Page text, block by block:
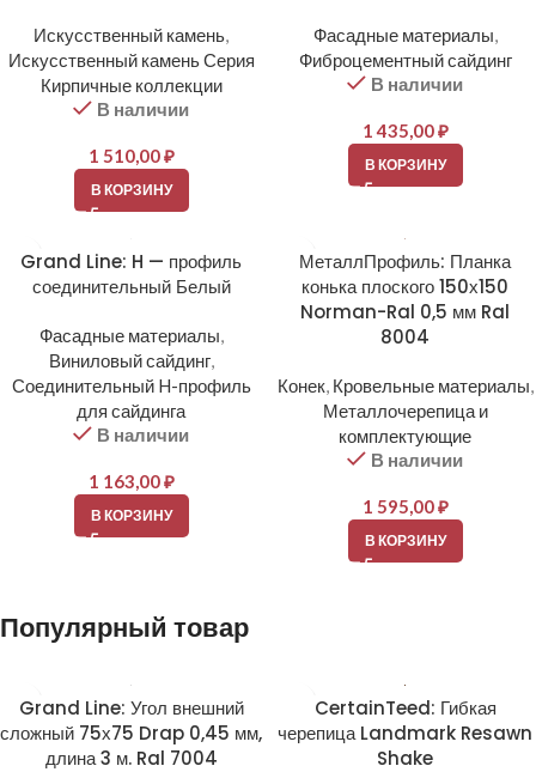
Искусственный камень,
Искусственный камень Серия
Кирпичные коллекции
В наличии
1 510,00₽
В КОРЗИНУ
Фасадные материалы,
Фиброцементный сайдинг
В наличии
1 435,00₽
В КОРЗИНУ
Grand Line: H — профиль
соединительный Белый
Фасадные материалы,
Виниловый сайдинг,
Соединительный H-профиль
для сайдинга
В наличии
1 163,00₽
В КОРЗИНУ
МеталлПрофиль: Планка
конька плоского 150х150
Norman-Ral 0,5 мм Ral
8004
Конек, Кровельные материалы,
Металлочерепица и
комплектующие
В наличии
1 595,00₽
В КОРЗИНУ
Популярный товар
Grand Line: Угол внешний
сложный 75х75 Drap 0,45 мм,
длина 3 м. Ral 7004
CertainTeed: Гибкая
черепица Landmark Resawn
Shake